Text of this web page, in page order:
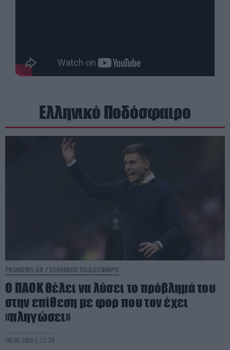
Ελληνικό Ποδόσφαιρο
PRONEWS.GR / ΕΛΛΗΝΙΚΟ ΠΟΔΟΣΦΑΙΡΟ
Ο ΠΑΟΚ θέλει να λύσει το πρόβλημά του
στην επίθεση με φορ που τον έχει
«πληγώσει»
08.08.2026 | 12:29